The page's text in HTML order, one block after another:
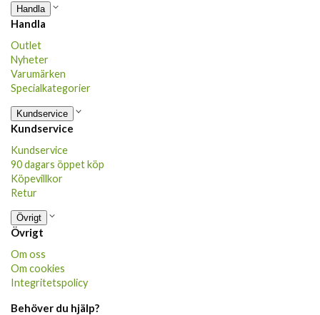
Handla
Handla
Outlet
Nyheter
Varumärken
Specialkategorier
Kundservice
Kundservice
Kundservice
90 dagars öppet köp
Köpevillkor
Retur
Övrigt
Övrigt
Om oss
Om cookies
Integritetspolicy
Behöver du hjälp?